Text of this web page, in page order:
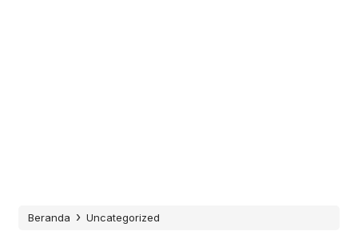
Beranda › Uncategorized